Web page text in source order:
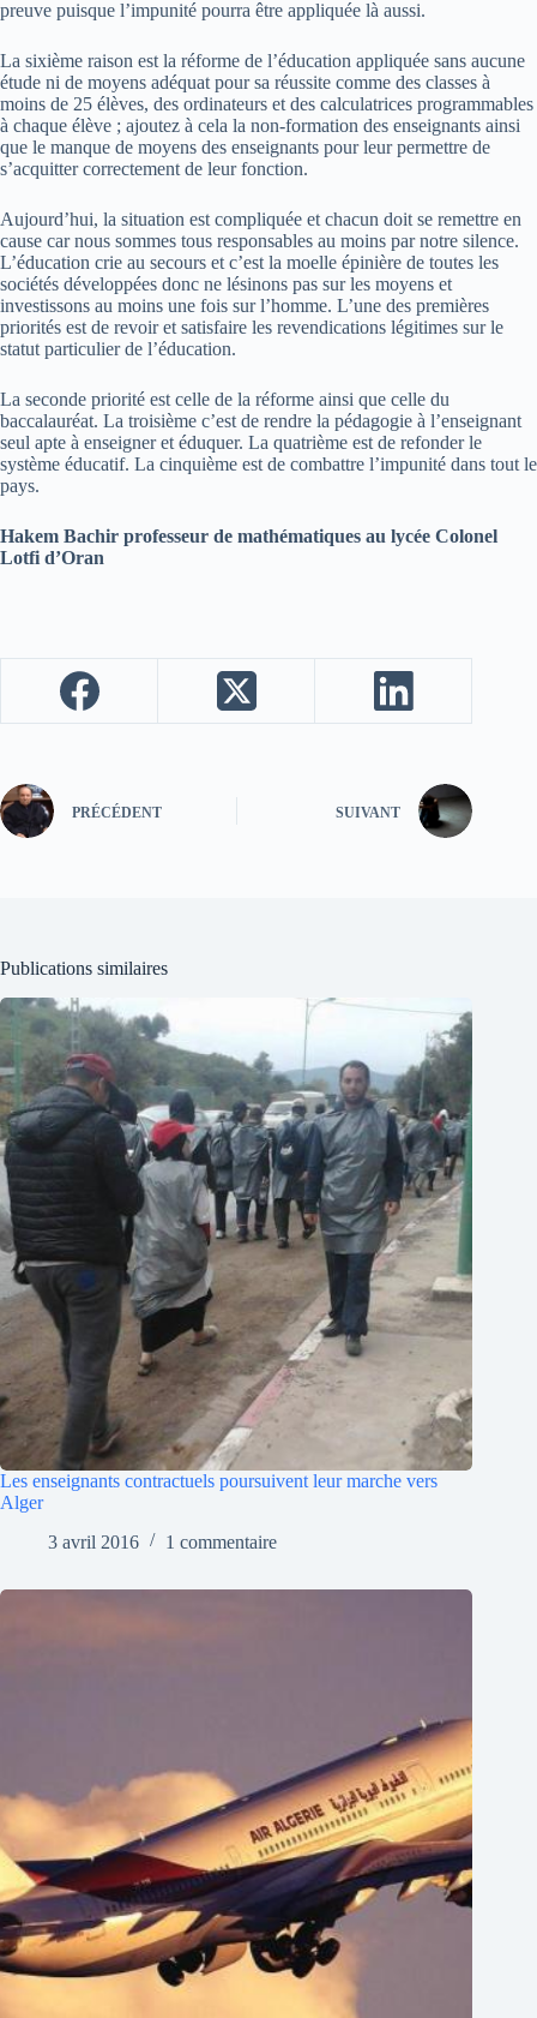
preuve puisque l’impunité pourra être appliquée là aussi.
La sixième raison est la réforme de l’éducation appliquée sans aucune
étude ni de moyens adéquat pour sa réussite comme des classes à
moins de 25 élèves, des ordinateurs et des calculatrices programmables
à chaque élève ; ajoutez à cela la non-formation des enseignants ainsi
que le manque de moyens des enseignants pour leur permettre de
s’acquitter correctement de leur fonction.
Aujourd’hui, la situation est compliquée et chacun doit se remettre en
cause car nous sommes tous responsables au moins par notre silence.
L’éducation crie au secours et c’est la moelle épinière de toutes les
sociétés développées donc ne lésinons pas sur les moyens et
investissons au moins une fois sur l’homme. L’une des premières
priorités est de revoir et satisfaire les revendications légitimes sur le
statut particulier de l’éducation.
La seconde priorité est celle de la réforme ainsi que celle du
baccalauréat. La troisième c’est de rendre la pédagogie à l’enseignant
seul apte à enseigner et éduquer. La quatrième est de refonder le
système éducatif. La cinquième est de combattre l’impunité dans tout le
pays.
Hakem Bachir professeur de mathématiques au lycée Colonel
Lotfi d’Oran
PRÉCÉDENT SUIVANT
Publications similaires
Les enseignants contractuels poursuivent leur marche vers
Alger
3 avril 2016
1 commentaire